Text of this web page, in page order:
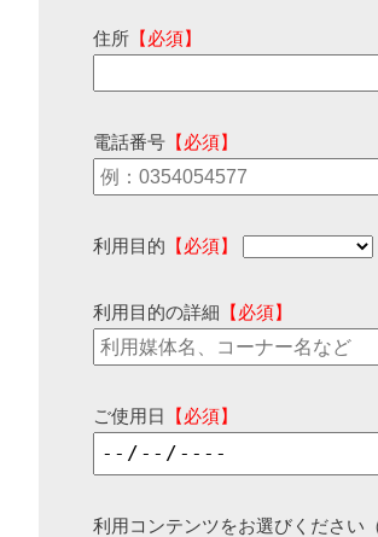
住所 【必須】
電話番号 【必須】
利用目的 【必須】
利用目的の詳細 【必須】
ご使用日 【必須】
利用コンテンツをお選びください